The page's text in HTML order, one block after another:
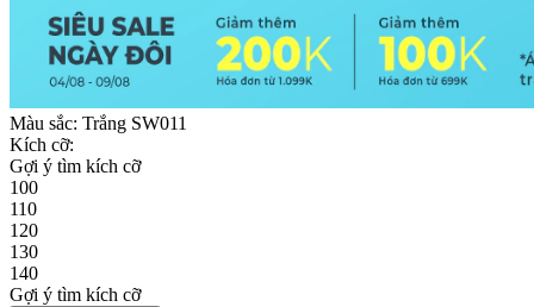
Màu sắc: Trắng SW011
Kích cỡ:
Gợi ý tìm kích cỡ
100
110
120
130
140
Gợi ý tìm kích cỡ